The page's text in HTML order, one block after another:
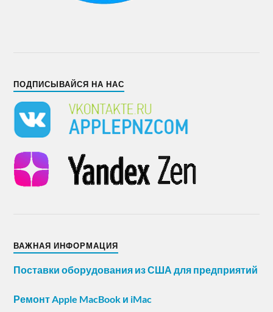
ПОДПИСЫВАЙСЯ НА НАС
ВАЖНАЯ ИНФОРМАЦИЯ
Поставки оборудования из США для предприятий
Ремонт Apple MacBook и iMac